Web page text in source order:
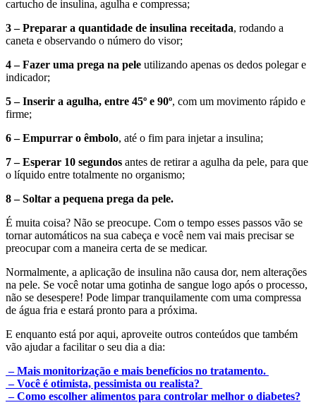
cartucho de insulina, agulha e compressa;
3 – Preparar a quantidade de insulina receitada, rodando a
caneta e observando o número do visor;
4 – Fazer uma prega na pele utilizando apenas os dedos polegar e
indicador;
5 – Inserir a agulha, entre 45º e 90º, com um movimento rápido e
firme;
6 – Empurrar o êmbolo, até o fim para injetar a insulina;
7 – Esperar 10 segundos antes de retirar a agulha da pele, para que
o líquido entre totalmente no organismo;
8 – Soltar a pequena prega da pele.
É muita coisa? Não se preocupe. Com o tempo esses passos vão se
tornar automáticos na sua cabeça e você nem vai mais precisar se
preocupar com a maneira certa de se medicar.
Normalmente, a aplicação de insulina não causa dor, nem alterações
na pele. Se você notar uma gotinha de sangue logo após o processo,
não se desespere! Pode limpar tranquilamente com uma compressa
de água fria e estará pronto para a próxima.
E enquanto está por aqui, aproveite outros conteúdos que também
vão ajudar a facilitar o seu dia a dia:
– Mais monitorização e mais benefícios no tratamento.
– Você é otimista, pessimista ou realista?
– Como escolher alimentos para controlar melhor o diabetes?